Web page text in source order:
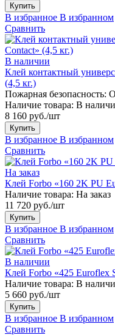
Купить
В избранное В избранном
Сравнить
В наличии
Клей контактный
(4,5 кг.)
Пожарная безопасность:
Наличие товара: В
8 160 руб./шт
Купить
В избранное В избранном
Сравнить
На заказ
Клей Forbo «160 2K PU
Наличие товара: На заказ
11 720 руб./шт
Купить
В избранное В избранном
Сравнить
В наличии
Клей Forbo «425 Euroflex
Наличие товара: В
5 660 руб./шт
Купить
В избранное В избранном
Сравнить